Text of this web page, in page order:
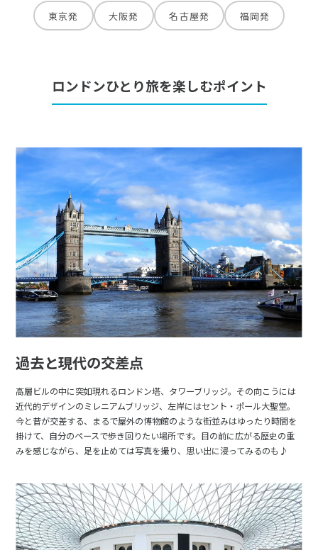
東京発 大阪発 名古屋発 福岡発
ロンドンひとり旅を楽しむポイント
過去と現代の交差点
高層ビルの中に突如現れるロンドン塔、タワーブリッジ。その向こうには
近代的デザインのミレニアムブリッジ、左岸にはセント・ポール大聖堂。
今と昔が交差する、まるで屋外の博物館のような街並みはゆったり時間を
掛けて、自分のペースで歩き回りたい場所です。目の前に広がる歴史の重
みを感じながら、足を止めては写真を撮り、思い出に浸ってみるのも♪